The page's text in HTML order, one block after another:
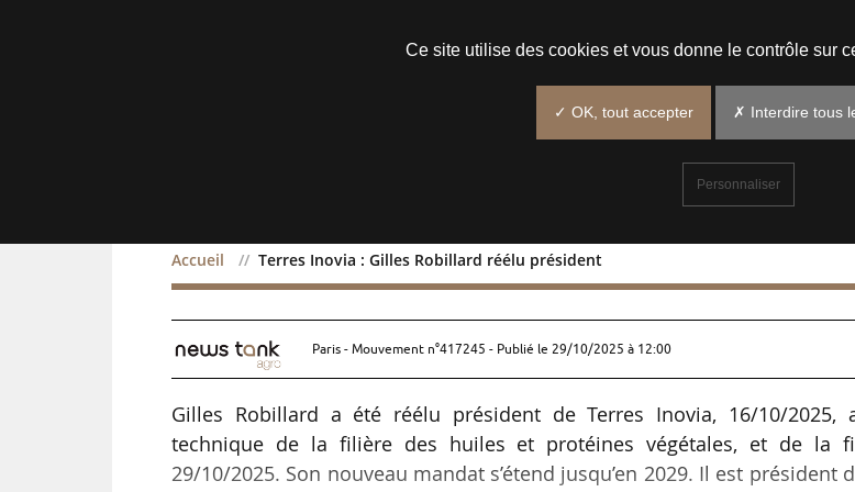
Accueil Terres Inovia : Gilles Robillard réélu président
Terres Inovia : Gilles Robillard réélu président
Paris - Mouvement n°417245 - Publié le 29/10/2025 à 12:00
Gilles Robillard a été réélu président de Terres Inovia, 16/10/2025,
technique de la filière des huiles et protéines végétales, et de la
29/10/2025. Son nouveau mandat s’étend jusqu’en 2029. Il est président
Ce site utilise des cookies et vous donne le contrôle sur
✓ OK, tout accepter ✗ Interdire tous
Personnaliser